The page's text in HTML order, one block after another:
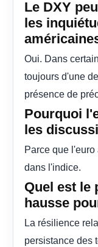
Le DXY
les
Oui. Dans
toujours d'une
présence de
Pourquoi
les
Parce que
dans l'indice.
Quel est le
hausse
La résilience
persistance des